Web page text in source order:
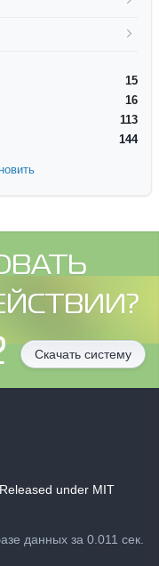
15
16
113
144
Скачать систему
under MIT
данных за 0.011 сек.